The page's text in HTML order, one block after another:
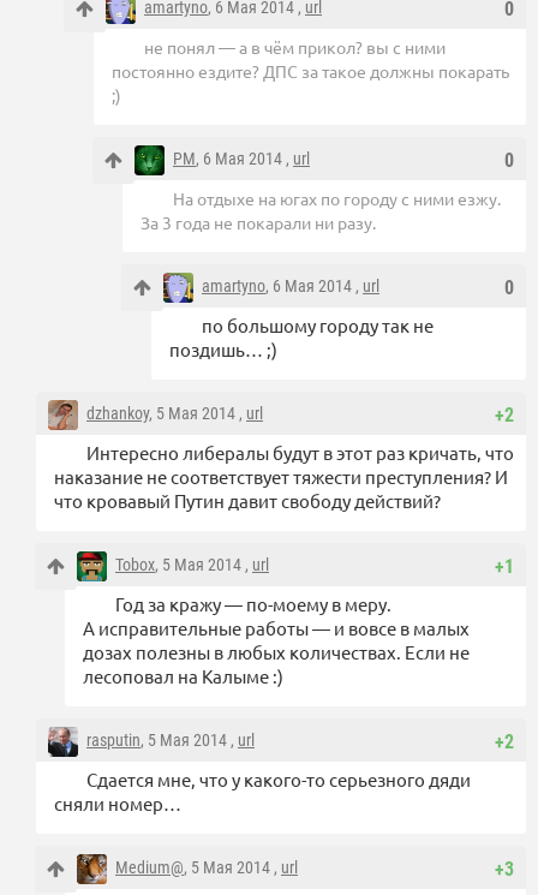
0
amartyno, 6 Мая 2014 , url
не понял — а в чём прикол? вы с ними
постоянно ездите? ДПС за такое должны покарать
;)
0
PM, 6 Мая 2014 , url
На отдыхе на югах по городу с ними езжу.
За 3 года не покарали ни разу.
0
amartyno, 6 Мая 2014 , url
по большому городу так не
поздишь… ;)
+2
dzhankoy, 5 Мая 2014 , url
Интересно либералы будут в этот раз кричать, что
наказание не соответствует тяжести преступления? И
что кровавый Путин давит свободу действий?
+1
Tobox, 5 Мая 2014 , url
Год за кражу — по-моему в меру.
А исправительные работы — и вовсе в малых
дозах полезны в любых количествах. Если не
лесоповал на Калыме :)
+2
rasputin, 5 Мая 2014 , url
Сдается мне, что у какого-то серьезного дяди
сняли номер…
+3
Medium@, 5 Мая 2014 , url